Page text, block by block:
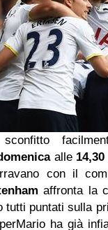
alle 14,30
con il
affronta la
tutti puntati sulla
ha già